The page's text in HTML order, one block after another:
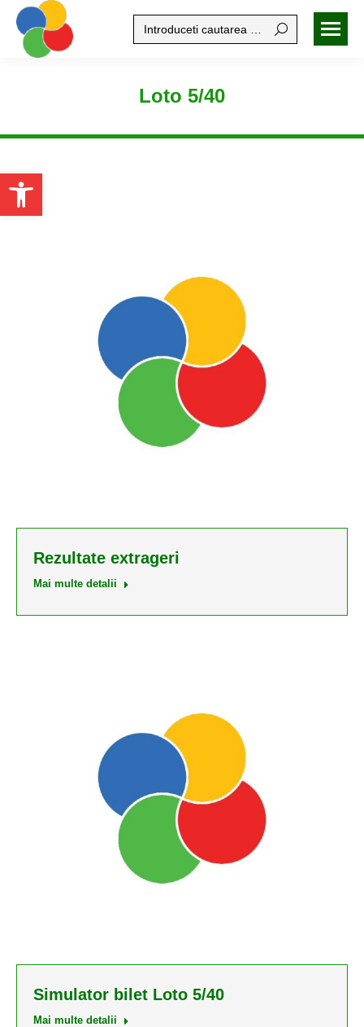
Open toolbar
Search:
Loto 5/40
Rezultate extrageri
Mai multe detalii
Simulator bilet Loto 5/40
Mai multe detalii